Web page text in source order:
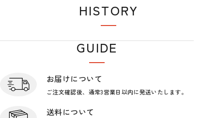
HISTORY
GUIDE
お届けについて
ご注文確認後、通常3営業日以内に発送いたします。
送料について